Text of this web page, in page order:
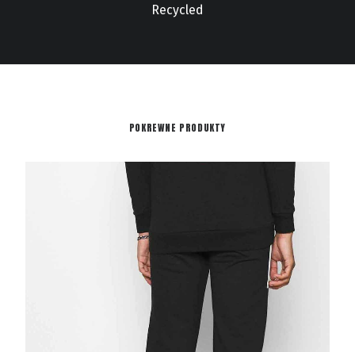
Recycled
POKREWNE PRODUKTY